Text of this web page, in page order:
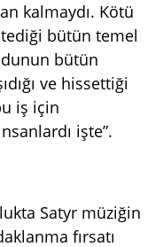
kalmaydı. Kötü
bütün temel
bütün
ve hissettiği
iş için
işte”.
Satyr müziğin
fırsatı